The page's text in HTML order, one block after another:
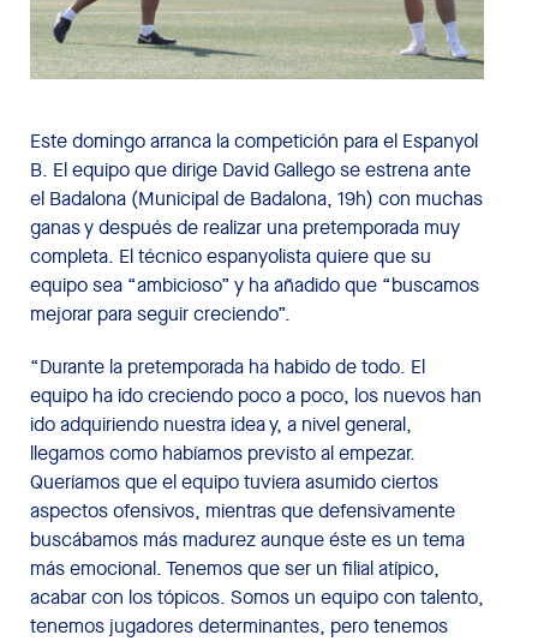
Este domingo arranca la competición para el Espanyol
B. El equipo que dirige David Gallego se estrena ante
el Badalona (Municipal de Badalona, 19h) con muchas
ganas y después de realizar una pretemporada muy
completa. El técnico espanyolista quiere que su
equipo sea “ambicioso” y ha añadido que “buscamos
mejorar para seguir creciendo”.
“Durante la pretemporada ha habido de todo. El
equipo ha ido creciendo poco a poco, los nuevos han
ido adquiriendo nuestra idea y, a nivel general,
llegamos como habíamos previsto al empezar.
Queríamos que el equipo tuviera asumido ciertos
aspectos ofensivos, mientras que defensivamente
buscábamos más madurez aunque éste es un tema
más emocional. Tenemos que ser un filial atípico,
acabar con los tópicos. Somos un equipo con talento,
tenemos jugadores determinantes, pero tenemos